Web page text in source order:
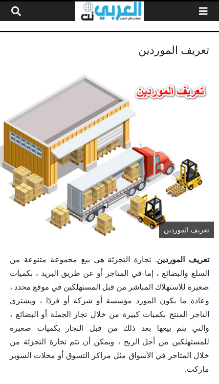
تعريف الموردين
تعريف الموردين
تعريف الموردين. تجارة التجزئة هي بيع مجموعة متنوعة من
السلع والبضائع ، إما في المتاجر أو عن طريق البريد ، بكميات
صغيرة للاستهلاك المباشر من قبل المستهلكين في موقع محدد ،
وعادة ما يكون المورد مؤسسة أو شركة أو فردًا ، ويشتري
التاجر المنتج بكميات كبيرة من خلال تجار الجملة أو البضائع ،
والتي يتم بيعها بعد ذلك من قبل التجار بكميات صغيرة
للمستهلكين من أجل الربح ، ويمكن أن تتم تجارة التجزئة من
خلال المتاجر في الأسواق مثل مراكز التسوق أو محلات السوبر
ماركت.